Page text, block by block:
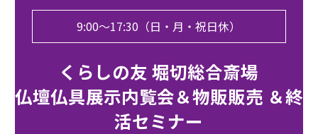
9:00〜17:30（日・月・祝日休）
くらしの友 堀切総合斎場
仏壇仏具展示内覧会＆物販販売 ＆終
活セミナー